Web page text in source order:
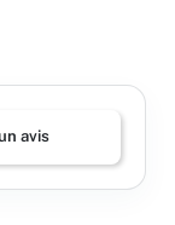
avis